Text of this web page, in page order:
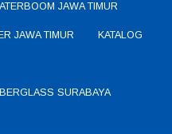
JAWA TIMUR
JAWA TIMUR KATALOG
SURABAYA